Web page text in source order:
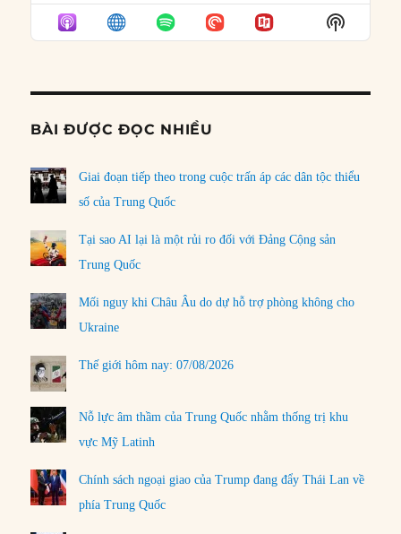
EPISODE
EPISODES
LIST
Show
Podcast
BÀI ĐƯỢC ĐỌC NHIỀU
Giai đoạn tiếp theo trong cuộc trấn áp các dân tộc thiểu
số của Trung Quốc
Tại sao AI lại là một rủi ro đối với Đảng Cộng sản
Trung Quốc
Mối nguy khi Châu Âu do dự hỗ trợ phòng không cho
Ukraine
Thế giới hôm nay: 07/08/2026
Nỗ lực âm thầm của Trung Quốc nhằm thống trị khu
vực Mỹ Latinh
Chính sách ngoại giao của Trump đang đẩy Thái Lan về
phía Trung Quốc